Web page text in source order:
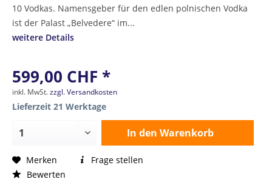
10 Vodkas. Namensgeber für den edlen polnischen Vodka
ist der Palast „Belvedere“ im...
weitere Details
599,00 CHF *
inkl. MwSt.zzgl. Versandkosten
Lieferzeit 21 Werktage
In den Warenkorb
Merken
Bewerten
Frage stellen